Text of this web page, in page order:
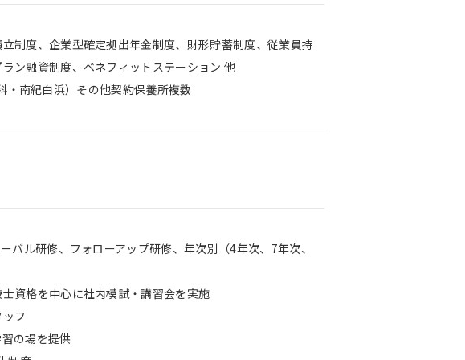
制度、企業型確定拠出年金制度、財形貯蓄制度、従業員持
ン融資制度、ベネフィットステーション 他
・南紀白浜）その他契約保養所複数
ル研修、フォローアップ研修、年次別（4年次、7年次、
資格を中心に社内模試・講習会を実施
フ
の場を提供